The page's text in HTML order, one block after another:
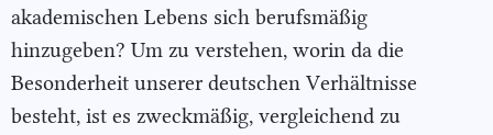
akademischen Lebens sich berufsmäßig
hinzugeben? Um zu verstehen, worin da die
Besonderheit unserer deutschen Verhältnisse
besteht, ist es zweckmäßig, vergleichend zu